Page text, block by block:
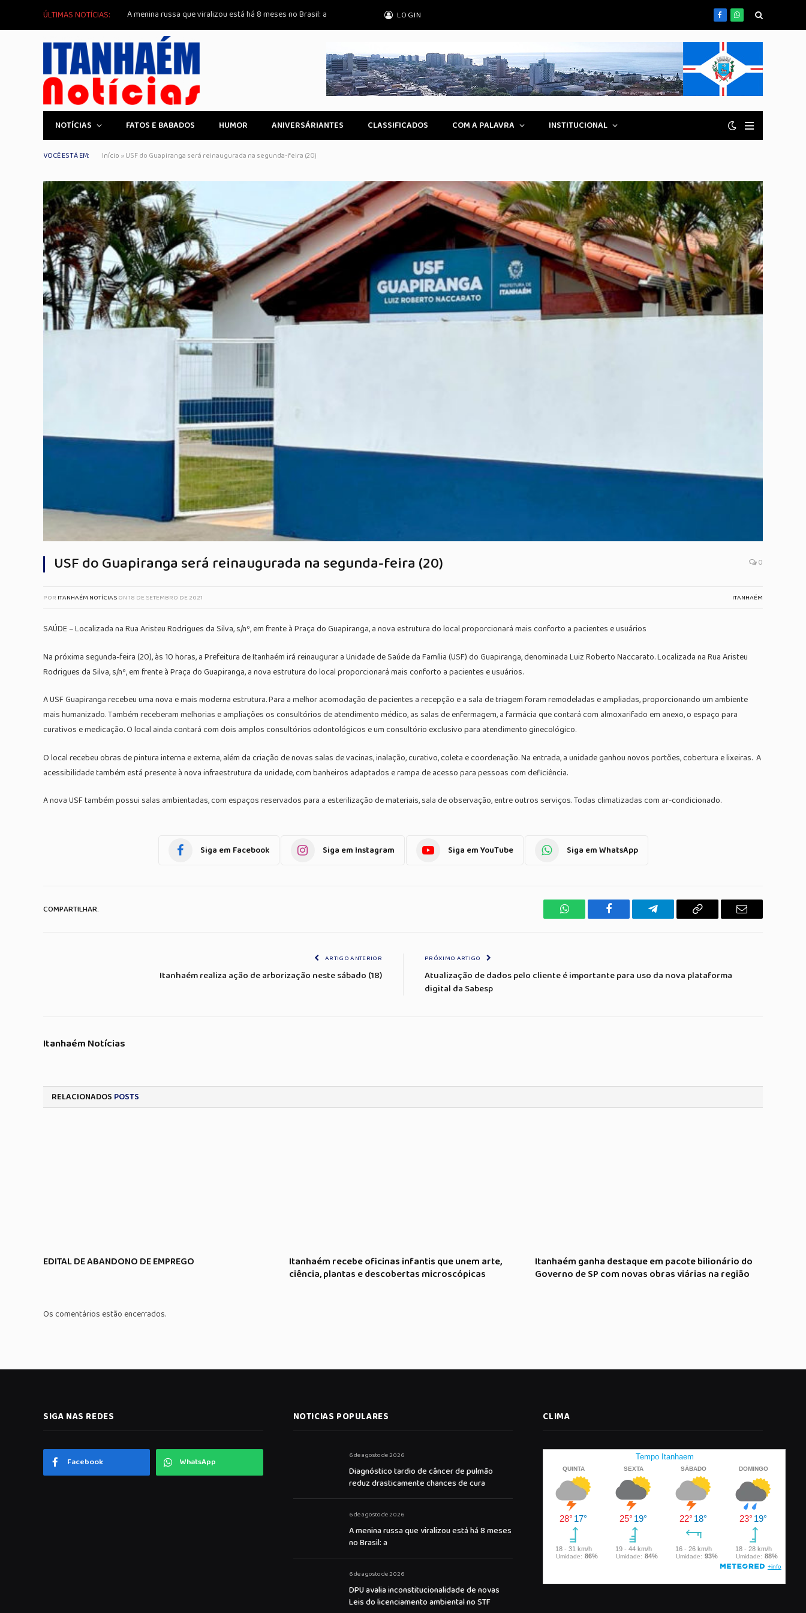
ÚLTIMAS NOTÍCIAS: A menina russa que viralizou está há 8 meses no Brasil: a LOGIN FacebookWhatsApp
NOTÍCIAS FATOS E BABADOS HUMOR ANIVERSÁRIANTES CLASSIFICADOS COM A PALAVRA INSTITUCIONAL
VOCÊ ESTÁ EM: Início »USF do Guapiranga será reinaugurada na segunda-feira (20)
USF do Guapiranga será reinaugurada na segunda-feira (20) 0
POR ITANHAÉM NOTÍCIASON18 DE SETEMBRO DE 2021 ITANHAÉM
SAÚDE – Localizada na Rua Aristeu Rodrigues da Silva, s/nº, em frente à Praça do Guapiranga, a nova estrutura do local proporcionará mais conforto a pacientes e usuários
Na próxima segunda-feira (20), às 10 horas, a Prefeitura de Itanhaém irá reinaugurar a Unidade de Saúde da Família (USF) do Guapiranga, denominada Luiz Roberto Naccarato. Localizada na Rua Aristeu
Rodrigues da Silva, s/nº, em frente à Praça do Guapiranga, a nova estrutura do local proporcionará mais conforto a pacientes e usuários.
A USF Guapiranga recebeu uma nova e mais moderna estrutura. Para a melhor acomodação de pacientes a recepção e a sala de triagem foram remodeladas e ampliadas, proporcionando um ambiente
mais humanizado. Também receberam melhorias e ampliações os consultórios de atendimento médico, as salas de enfermagem, a farmácia que contará com almoxarifado em anexo, o espaço para
curativos e medicação. O local ainda contará com dois amplos consultórios odontológicos e um consultório exclusivo para atendimento ginecológico.
O local recebeu obras de pintura interna e externa, além da criação de novas salas de vacinas, inalação, curativo, coleta e coordenação. Na entrada, a unidade ganhou novos portões, cobertura e lixeiras. A
acessibilidade também está presente à nova infraestrutura da unidade, com banheiros adaptados e rampa de acesso para pessoas com deficiência.
A nova USF também possui salas ambientadas, com espaços reservados para a esterilização de materiais, sala de observação, entre outros serviços. Todas climatizadas com ar-condicionado.
Siga em Facebook Siga em Instagram Siga em YouTube Siga em WhatsApp
COMPARTILHAR.
WhatsAppFacebook TelegramaCopiar
E-
ARTIGO ANTERIOR
Itanhaém realiza ação de arborização neste sábado (18)
PRÓXIMO ARTIGO
Atualização de dados pelo cliente é importante para uso da nova plataforma
digital da Sabesp
Itanhaém Notícias
RELACIONADOS POSTS
EDITAL DE ABANDONO DE EMPREGO
Itanhaém recebe oficinas infantis que unem arte,
ciência, plantas e descobertas microscópicas
Itanhaém ganha destaque em pacote bilionário do
Governo de SP com novas obras viárias na região
Os comentários estão encerrados.
SIGA NAS REDES
Facebook WhatsApp
NOTICIAS POPULARES
6 de agosto de 2026
Diagnóstico tardio de câncer de pulmão
reduz drasticamente chances de cura
6 de agosto de 2026
A menina russa que viralizou está há 8 meses
no Brasil: a
6 de agosto de 2026
DPU avalia inconstitucionalidade de novas
Leis do licenciamento ambiental no STF
CLIMA